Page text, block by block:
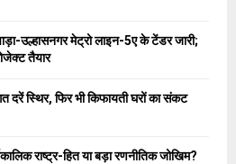
C
उल्हासनगर मेट्रो लाइन-5ए के टेंडर जारी;
तैयार
दरें स्थिर, फिर भी किफायती घरों का संकट
राष्ट्र-हित या बड़ा रणनीतिक जोखिम?